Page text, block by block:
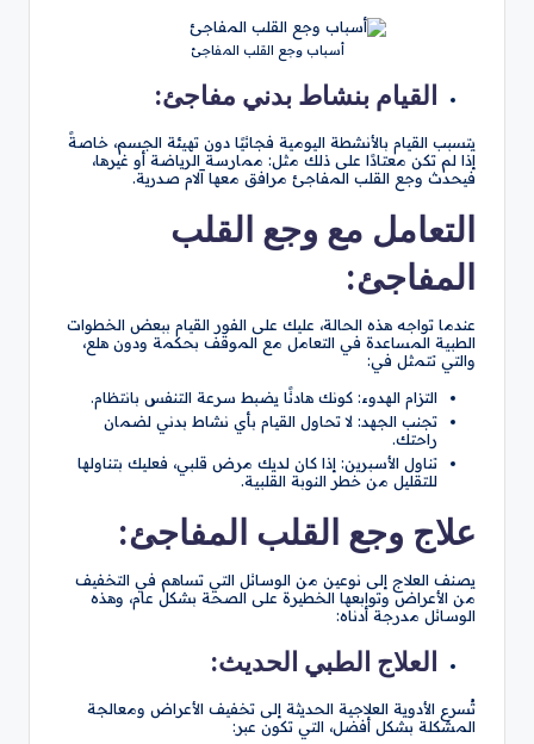
أسباب وجع القلب المفاجئ
القيام بنشاط بدني مفاجئ:
يتسبب القيام بالأنشطة اليومية فجائيًا دون تهيئة الجسم، خاصةً
إذا لم تكن معتادًا على ذلك مثل: ممارسة الرياضة أو غيرها،
فيحدث وجع القلب المفاجئ مرافق معها آلام صدرية.
التعامل مع وجع القلب
المفاجئ:
عندما تواجه هذه الحالة، عليك على الفور القيام ببعض الخطوات
الطبية المساعدة في التعامل مع الموقف بحكمة ودون هلع،
والتي تتمثل في:
التزام الهدوء: كونك هادئًا يضبط سرعة التنفس بانتظام.
تجنب الجهد: لا تحاول القيام بأي نشاط بدني لضمان
راحتك.
تناول الأسبرين: إذا كان لديك مرض قلبي، فعليك بتناولها
للتقليل من خطر النوبة القلبية.
علاج وجع القلب المفاجئ:
يصنف العلاج إلى نوعين من الوسائل التي تساهم في التخفيف
من الأعراض وتوابعها الخطيرة على الصحة بشكل عام، وهذه
الوسائل مدرجة أدناه:
العلاج الطبي الحديث:
تُسرع الأدوية العلاجية الحديثة إلى تخفيف الأعراض ومعالجة
المشكلة بشكل أفضل، التي تكون عبر: